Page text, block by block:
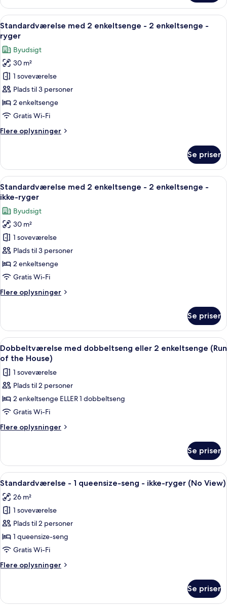
byudsigt
(Granvia
Deluxe,
Club
Lounge
Access)
værelse
med
2
enkeltsenge
2
enkeltsenge
byudsigt
(Granvia
Club
Lounge
Indlæs
alle
billeder
af
Standardværelse
med
2
enkeltsenge
-
enkeltsenge
Et hotelværelse med to senge, et lille
5
Standardværelse med 2 enkeltsenge - 2 enkeltsenge -
ryger
Byudsigt
30 m²
1 soveværelse
Plads til 3 personer
2 enkeltsenge
Gratis Wi-Fi
Flere oplysninger
Flere
med
enkeltsenge
-
enkeltsenge
ryger
Se priser
Indlæs
alle
billeder
af
Standardværelse
med
2
enkeltsenge
-
enkeltsenge
ryger
Et hotelværelse med to senge, et lille
5
Standardværelse med 2 enkeltsenge - 2 enkeltsenge -
ikke-ryger
Byudsigt
30 m²
1 soveværelse
Plads til 3 personer
2 enkeltsenge
Gratis Wi-Fi
Flere oplysninger
Flere
med
enkeltsenge
-
enkeltsenge
ryger
Se priser
Indlæs
alle
billeder
af
Dobbeltværelse
med
dobbeltseng
eller
(Run
of
the
House)
Et moderne hotel med flere etager,
5
Dobbeltværelse med dobbeltseng eller 2 enkeltsenge (Run
of the House)
1 soveværelse
Plads til 2 personer
2 enkeltsenge ELLER 1 dobbeltseng
Gratis Wi-Fi
Flere oplysninger
Flere
med
dobbeltseng
eller
enkeltsenge
(Run
the
House)
Se priser
Indlæs
alle
billeder
af
Standardværelse
-
1
seng
ryger
Et hotelværelse med en seng, et
4
Standardværelse - 1 queensize-seng - ikke-ryger (No View)
26 m²
1 soveværelse
Plads til 2 personer
1 queensize-seng
Gratis Wi-Fi
Flere oplysninger
Flere
-
Se priser